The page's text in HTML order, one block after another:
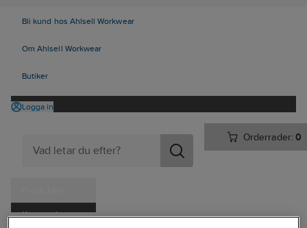
Bli kund hos Ahlsell Workwear
Om Ahlsell Workwear
Butiker
Logga in
Orderrader:0
Kampanjer